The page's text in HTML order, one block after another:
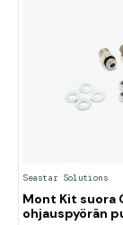
Seastar Solutions
Mont Kit suora
ohjauspyörän